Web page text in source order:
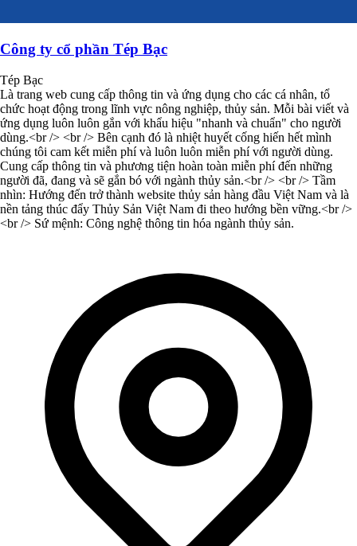
Công ty cổ phần Tép Bạc
Tép Bạc
Là trang web cung cấp thông tin và ứng dụng cho các cá nhân, tổ
chức hoạt động trong lĩnh vực nông nghiệp, thủy sản. Mỗi bài viết và
ứng dụng luôn luôn gắn với khẩu hiệu "nhanh và chuẩn" cho người
dùng.<br /> <br /> Bên cạnh đó là nhiệt huyết cống hiến hết mình
chúng tôi cam kết miễn phí và luôn luôn miễn phí với người dùng.
Cung cấp thông tin và phương tiện hoàn toàn miễn phí đến những
người đã, đang và sẽ gắn bó với ngành thủy sản.<br /> <br /> Tầm
nhìn: Hướng đến trở thành website thủy sản hàng đầu Việt Nam và là
nền tảng thúc đẩy Thủy Sản Việt Nam đi theo hướng bền vững.<br />
<br /> Sứ mệnh: Công nghệ thông tin hóa ngành thủy sản.